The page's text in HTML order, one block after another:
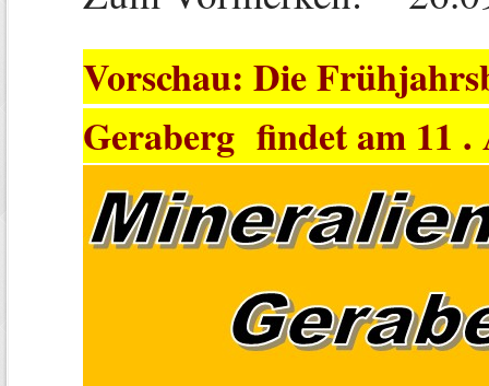
Vorschau: Die
Geraberg findet am 11